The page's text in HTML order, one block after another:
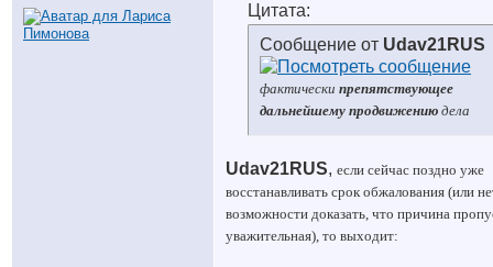
Цитата:
Сообщение от Udav21RUS
фактически препятствующее
дальнейшему продвижению дела
Udav21RUS, если сейчас поздно уже
восстанавливать срок обжалования (или
возможности доказать, что причина
уважительная), то выходит: